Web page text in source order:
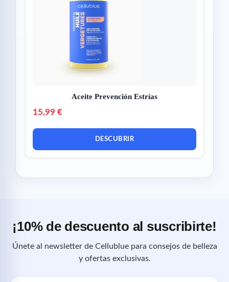
Aceite Prevención Estrías
15,99 €
DESCUBRIR
¡10% de descuento al suscribirte!
Únete al newsletter de Cellublue para consejos de belleza
y ofertas exclusivas.